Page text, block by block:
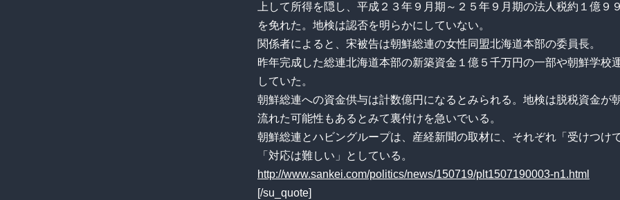
上して所得を隠し、平成２３年９月期～２５年９月期の法人税約１億９
を免れた。地検は認否を明らかにしていない。
関係者によると、宋被告は朝鮮総連の女性同盟北海道本部の委員長。
昨年完成した総連北海道本部の新築資金１億５千万円の一部や朝鮮学校
していた。
朝鮮総連への資金供与は計数億円になるとみられる。地検は脱税資金が
流れた可能性もあるとみて裏付けを急いでいる。
朝鮮総連とハビングループは、産経新聞の取材に、それぞれ「受けつけ
「対応は難しい」としている。
http://www.sankei.com/politics/news/150719/plt1507190003-n1.html
[/su_quote]